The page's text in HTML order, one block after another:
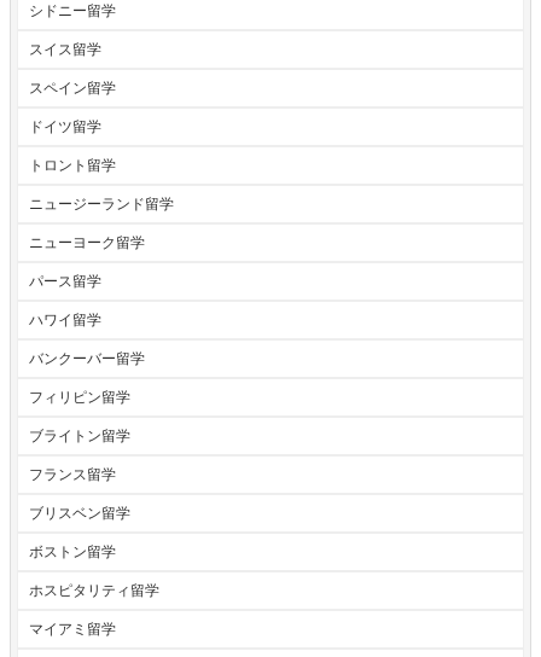
シドニー留学
スイス留学
スペイン留学
ドイツ留学
トロント留学
ニュージーランド留学
ニューヨーク留学
パース留学
ハワイ留学
バンクーバー留学
フィリピン留学
ブライトン留学
フランス留学
ブリスベン留学
ボストン留学
ホスピタリティ留学
マイアミ留学